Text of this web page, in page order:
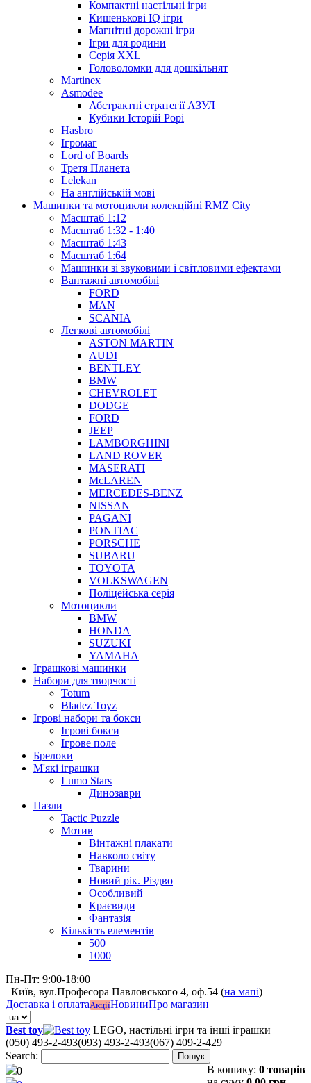
Компактні настільні ігри
Кишенькові IQ ігри
Магнітні дорожні ігри
Ігри для родини
Серія XXL
Головоломки для дошкільнят
Martinex
Asmodee
Абстрактні стратегії АЗУЛ
Кубики Історій Рорі
Hasbro
Ігромаг
Lord of Boards
Третя Планета
Lelekan
На англійській мові
Машинки та мотоцикли колекційні RMZ City
Масштаб 1:12
Масштаб 1:32 - 1:40
Масштаб 1:43
Масштаб 1:64
Машинки зі звуковими і світловими ефектами
Вантажні автомобілі
FORD
MAN
SCANIA
Легкові автомобілі
ASTON MARTIN
AUDI
BENTLEY
BMW
CHEVROLET
DODGE
FORD
JEEP
LAMBORGHINI
LAND ROVER
MASERATI
McLAREN
MERCEDES-BENZ
NISSAN
PAGANI
PONTIAC
PORSCHE
SUBARU
TOYOTA
VOLKSWAGEN
Поліцейська серія
Мотоцикли
BMW
HONDA
SUZUKI
YAMAHA
Іграшкові машинки
Набори для творчості
Totum
Bladez Toyz
Ігрові набори та бокси
Ігрові бокси
Ігрове поле
Брелоки
М'які іграшки
Lumo Stars
Динозаври
Пазли
Tactic Puzzle
Мотив
Вінтажні плакати
Навколо світу
Тварини
Новий рік. Різдво
Особливий
Краєвиди
Фантазія
Кількість елементів
500
1000
Пн-Пт: 9:00-18:00
Київ, вул.Професора Павловського 4, оф.54 (на мапі)
Доставка і оплатаАкціїНовиниПро магазин
Best toy
LEGO, настільні ігри та інші іграшки
(050) 493-2-493(093) 493-2-493(067) 409-2-429
Search:
Пошук
0 В кошику: 0 товарів